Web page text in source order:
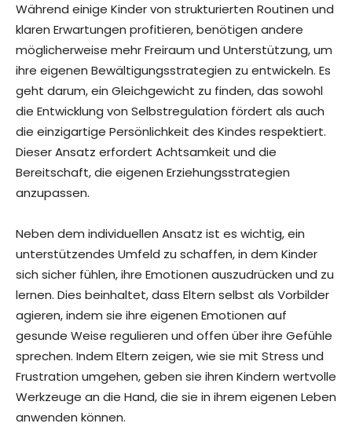
Während einige Kinder von strukturierten Routinen und
klaren Erwartungen profitieren, benötigen andere
möglicherweise mehr Freiraum und Unterstützung, um
ihre eigenen Bewältigungsstrategien zu entwickeln. Es
geht darum, ein Gleichgewicht zu finden, das sowohl
die Entwicklung von Selbstregulation fördert als auch
die einzigartige Persönlichkeit des Kindes respektiert.
Dieser Ansatz erfordert Achtsamkeit und die
Bereitschaft, die eigenen Erziehungsstrategien
anzupassen.
Neben dem individuellen Ansatz ist es wichtig, ein
unterstützendes Umfeld zu schaffen, in dem Kinder
sich sicher fühlen, ihre Emotionen auszudrücken und zu
lernen. Dies beinhaltet, dass Eltern selbst als Vorbilder
agieren, indem sie ihre eigenen Emotionen auf
gesunde Weise regulieren und offen über ihre Gefühle
sprechen. Indem Eltern zeigen, wie sie mit Stress und
Frustration umgehen, geben sie ihren Kindern wertvolle
Werkzeuge an die Hand, die sie in ihrem eigenen Leben
anwenden können.